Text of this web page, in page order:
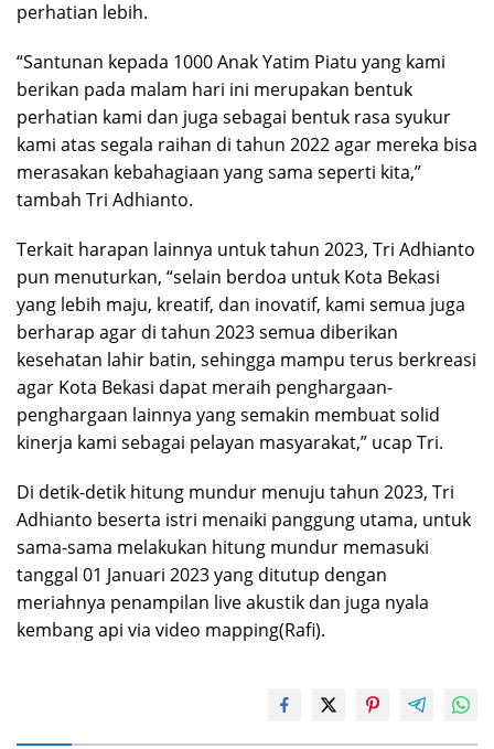
perhatian lebih.
“Santunan kepada 1000 Anak Yatim Piatu yang kami
berikan pada malam hari ini merupakan bentuk
perhatian kami dan juga sebagai bentuk rasa syukur
kami atas segala raihan di tahun 2022 agar mereka bisa
merasakan kebahagiaan yang sama seperti kita,”
tambah Tri Adhianto.
Terkait harapan lainnya untuk tahun 2023, Tri Adhianto
pun menuturkan, “selain berdoa untuk Kota Bekasi
yang lebih maju, kreatif, dan inovatif, kami semua juga
berharap agar di tahun 2023 semua diberikan
kesehatan lahir batin, sehingga mampu terus berkreasi
agar Kota Bekasi dapat meraih penghargaan-
penghargaan lainnya yang semakin membuat solid
kinerja kami sebagai pelayan masyarakat,” ucap Tri.
Di detik-detik hitung mundur menuju tahun 2023, Tri
Adhianto beserta istri menaiki panggung utama, untuk
sama-sama melakukan hitung mundur memasuki
tanggal 01 Januari 2023 yang ditutup dengan
meriahnya penampilan live akustik dan juga nyala
kembang api via video mapping(Rafi).